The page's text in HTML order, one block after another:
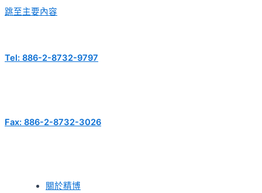
跳至主要內容
Tel: 886-2-8732-9797
Fax: 886-2-8732-3026
關於精博